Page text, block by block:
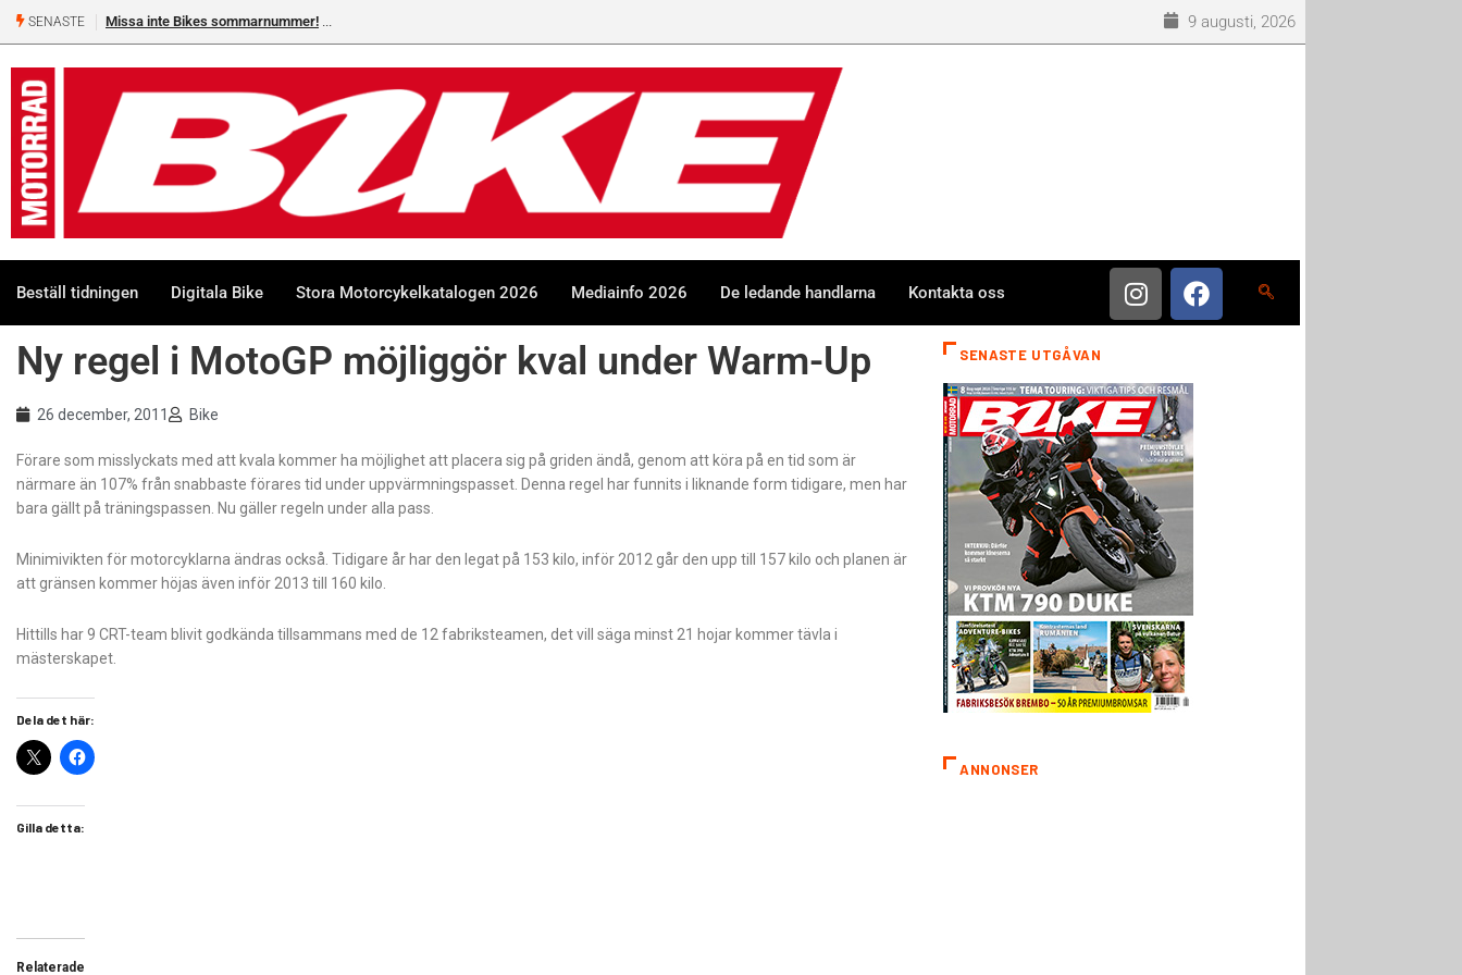
SENASTE Missa inte Bikes sommarnummer! 9 augusti, 2026
Beställ tidningen Digitala Bike Stora Motorcykelkatalogen 2026 Mediainfo 2026 De ledande handlarna Kontakta oss
Ny regel i MotoGP möjliggör kval under Warm-Up
26 december, 2011 Bike
Förare som misslyckats med att kvala kommer ha möjlighet att placera sig på griden ändå, genom att köra på en tid som är
närmare än 107% från snabbaste förares tid under uppvärmningspasset. Denna regel har funnits i liknande form tidigare, men har
bara gällt på träningspassen. Nu gäller regeln under alla pass.
Minimivikten för motorcyklarna ändras också. Tidigare år har den legat på 153 kilo, inför 2012 går den upp till 157 kilo och planen är
att gränsen kommer höjas även inför 2013 till 160 kilo.
Hittills har 9 CRT-team blivit godkända tillsammans med de 12 fabriksteamen, det vill säga minst 21 hojar kommer tävla i
mästerskapet.
Dela det här:
Gilla detta:
Relaterade
SENASTE UTGÅVAN
ANNONSER